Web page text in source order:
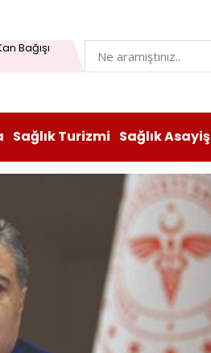
Bağışı
Sağlık Turizmi Sağlık Asayiş